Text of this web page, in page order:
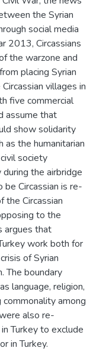
the Syrian
social media
2013, Circassians
the warzone and
placing Syrian
villages in
five commercial
assume that
show solidarity
as the humanitarian
society
during the airbridge
Circassian is re-
Circassian
to the
argues that
work both for
of Syrian
The boundary
language, religion,
among
also re-
Turkey to exclude
in Turkey.